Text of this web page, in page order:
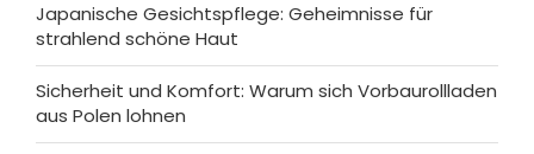
Japanische Gesichtspflege: Geheimnisse für
strahlend schöne Haut
Sicherheit und Komfort: Warum sich Vorbaurollladen
aus Polen lohnen